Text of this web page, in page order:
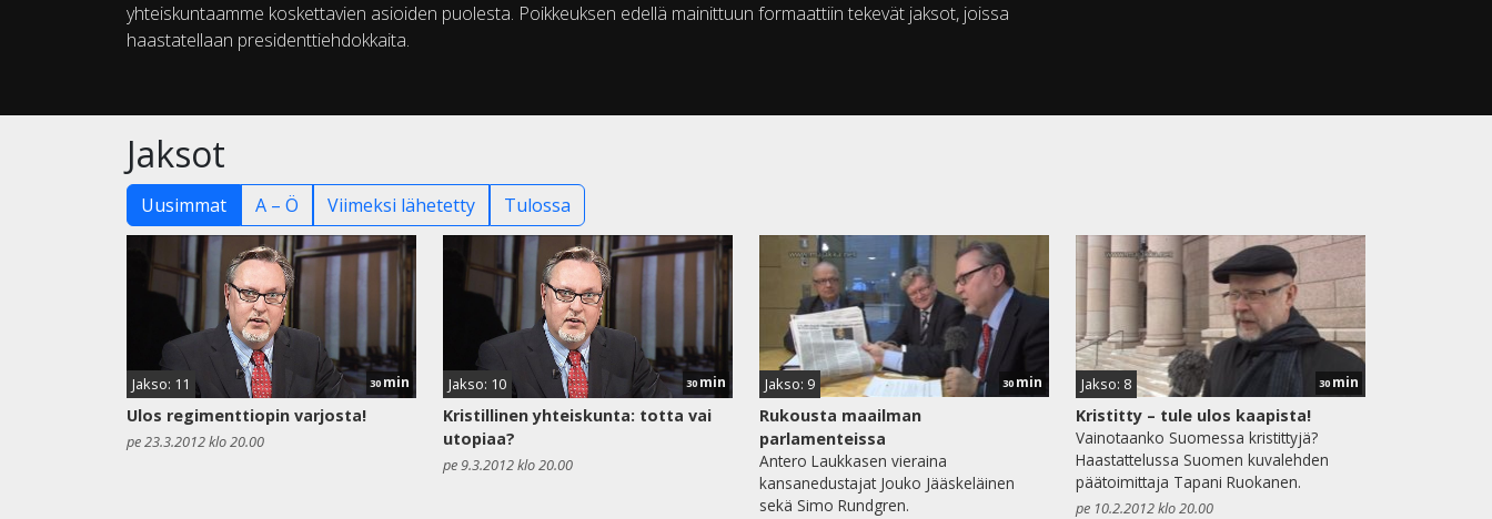
yhteiskuntaamme koskettavien asioiden puolesta. Poikkeuksen edellä mainittuun formaattiin tekevät jaksot, joissa
haastatellaan presidenttiehdokkaita.
Jaksot
Uusimmat A – Ö Viimeksi lähetetty Tulossa
Jakso: 11 30min
Ulos regimenttiopin varjosta!
pe 23.3.2012 klo 20.00
Jakso: 10 30min
Kristillinen yhteiskunta: totta vai
utopiaa?
pe 9.3.2012 klo 20.00
Jakso: 9 30 min
Rukousta maailman
parlamenteissa
Antero Laukkasen vieraina
kansanedustajat Jouko Jääskeläinen
sekä Simo Rundgren.
Jakso: 8 30 min
Kristitty – tule ulos kaapista!
Vainotaanko Suomessa kristittyjä?
Haastattelussa Suomen kuvalehden
päätoimittaja Tapani Ruokanen.
pe 10.2.2012 klo 20.00